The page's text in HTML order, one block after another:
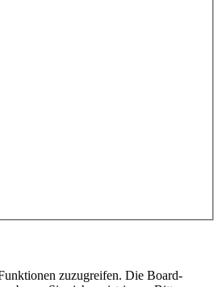
zuzugreifen. Die Board-